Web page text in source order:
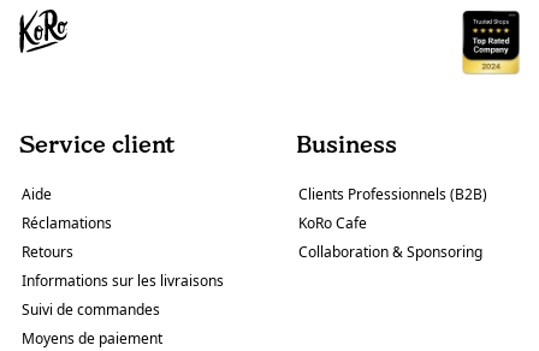
Service client
Aide
Réclamations
Retours
Informations sur les livraisons
Suivi de commandes
Moyens de paiement
Business
Clients Professionnels (B2B)
KoRo Cafe
Collaboration & Sponsoring